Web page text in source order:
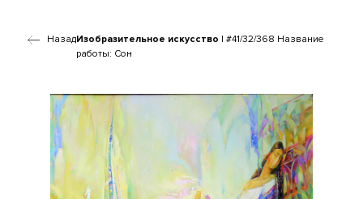
НазадИзобразительное искусство | #41/32/368 Название
работы: Сон